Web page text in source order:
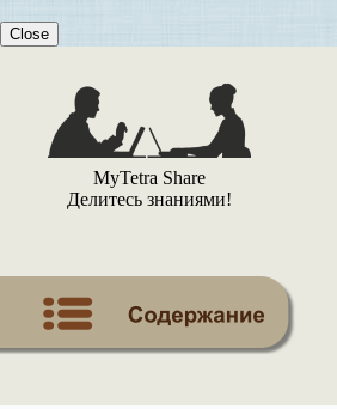
Close
MyTetra Share
Делитесь знаниями!